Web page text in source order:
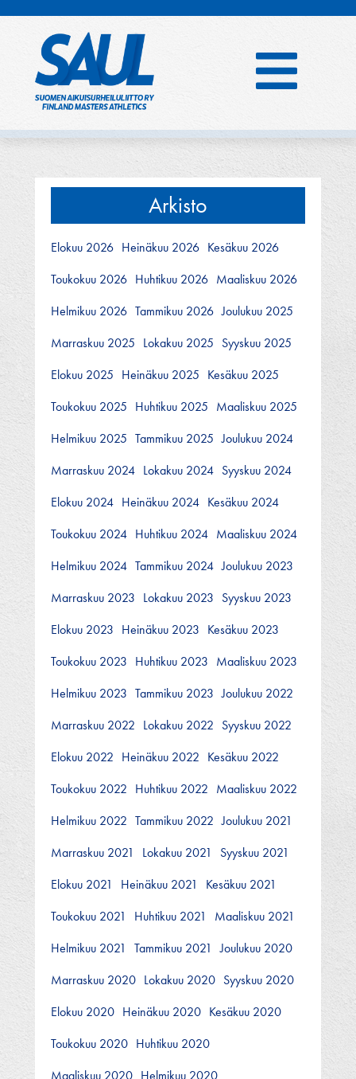
Arkisto
Elokuu 2026 Heinäkuu 2026 Kesäkuu 2026
Toukokuu 2026 Huhtikuu 2026 Maaliskuu 2026
Helmikuu 2026 Tammikuu 2026 Joulukuu 2025
Marraskuu 2025 Lokakuu 2025 Syyskuu 2025
Elokuu 2025 Heinäkuu 2025 Kesäkuu 2025
Toukokuu 2025 Huhtikuu 2025 Maaliskuu 2025
Helmikuu 2025 Tammikuu 2025 Joulukuu 2024
Marraskuu 2024 Lokakuu 2024 Syyskuu 2024
Elokuu 2024 Heinäkuu 2024 Kesäkuu 2024
Toukokuu 2024 Huhtikuu 2024 Maaliskuu 2024
Helmikuu 2024 Tammikuu 2024 Joulukuu 2023
Marraskuu 2023 Lokakuu 2023 Syyskuu 2023
Elokuu 2023 Heinäkuu 2023 Kesäkuu 2023
Toukokuu 2023 Huhtikuu 2023 Maaliskuu 2023
Helmikuu 2023 Tammikuu 2023 Joulukuu 2022
Marraskuu 2022 Lokakuu 2022 Syyskuu 2022
Elokuu 2022 Heinäkuu 2022 Kesäkuu 2022
Toukokuu 2022 Huhtikuu 2022 Maaliskuu 2022
Helmikuu 2022 Tammikuu 2022 Joulukuu 2021
Marraskuu 2021
Lokakuu 2021
Syyskuu 2021
Elokuu 2021
Heinäkuu 2021
Kesäkuu 2021
Toukokuu 2021
Huhtikuu 2021
Maaliskuu 2021
Helmikuu 2021
Tammikuu 2021
Joulukuu 2020
Marraskuu 2020 Lokakuu 2020 Syyskuu 2020
Elokuu 2020 Heinäkuu 2020 Kesäkuu 2020
Toukokuu 2020 Huhtikuu 2020
Maaliskuu 2020 Helmikuu 2020